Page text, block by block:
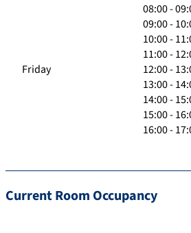
Friday
08:00 -
09:00 -
10:00 -
11:00 -
12:00 -
13:00 -
14:00 -
15:00 -
16:00 -
Current Room Occupancy